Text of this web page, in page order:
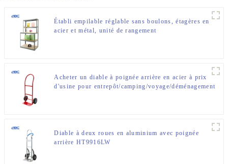
Établi empilable réglable sans boulons, étagères en
acier et métal, unité de rangement
Acheter un diable à poignée arrière en acier à prix
d'usine pour entrepôt/camping/voyage/déménagement
Diable à deux roues en aluminium avec poignée
arrière HT9916LW